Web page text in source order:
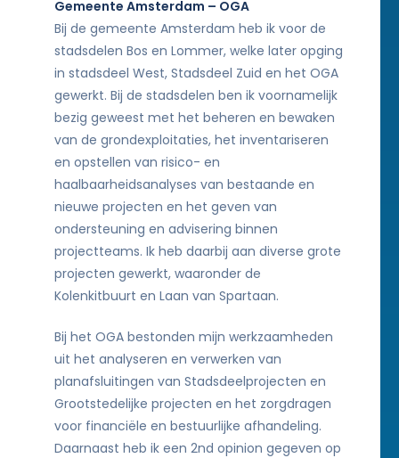
Gemeente Amsterdam – OGA
Bij de gemeente Amsterdam heb ik voor de
stadsdelen Bos en Lommer, welke later opging
in stadsdeel West, Stadsdeel Zuid en het OGA
gewerkt. Bij de stadsdelen ben ik voornamelijk
bezig geweest met het beheren en bewaken
van de grondexploitaties, het inventariseren
en opstellen van risico- en
haalbaarheidsanalyses van bestaande en
nieuwe projecten en het geven van
ondersteuning en advisering binnen
projectteams. Ik heb daarbij aan diverse grote
projecten gewerkt, waaronder de
Kolenkitbuurt en Laan van Spartaan.
Bij het OGA bestonden mijn werkzaamheden
uit het analyseren en verwerken van
planafsluitingen van Stadsdeelprojecten en
Grootstedelijke projecten en het zorgdragen
voor financiële en bestuurlijke afhandeling.
Daarnaast heb ik een 2nd opinion gegeven op